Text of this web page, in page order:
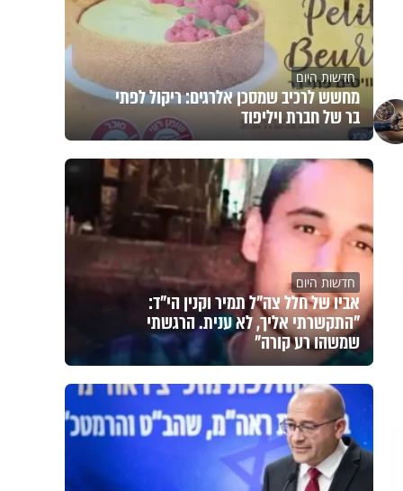
חדשות היום
מחשש לרכיב שמסכן אלרגים: ריקול לפתי
בר של חברת ויליפוד
חדשות היום
אביו של חלל צה"ל תמיר וקנין הי"ד:
"התקשרתי אליך, לא ענית. הרגשתי
שמשהו רע קורה"